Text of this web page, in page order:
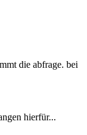
die abfrage. bei
hierfür...